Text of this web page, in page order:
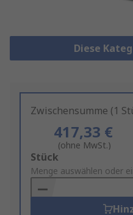
Diese
Zwischensumme (1
417,33 €
(ohne MwSt.)
Add
to
Basket
Stück
Menge auswählen oder